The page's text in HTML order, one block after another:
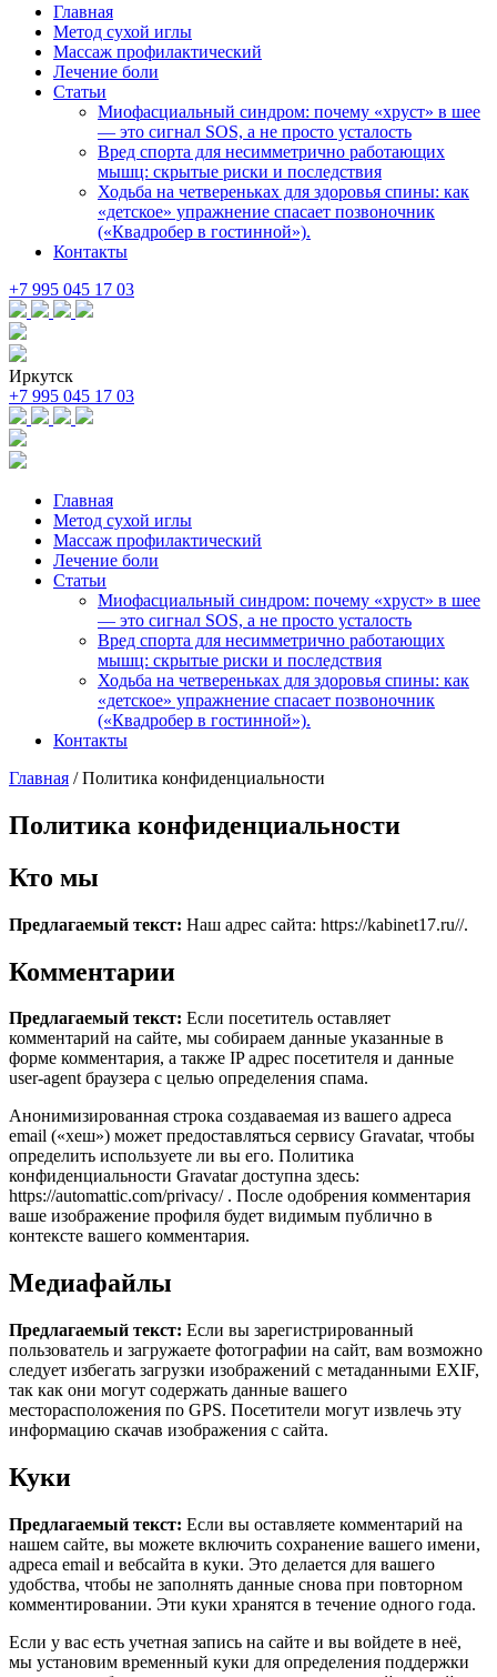
Главная
Метод сухой иглы
Массаж профилактический
Лечение боли
Статьи
Миофасциальный синдром: почему «хруст» в шее
— это сигнал SOS, а не просто усталость
Вред спорта для несимметрично работающих
мышц: скрытые риски и последствия
Ходьба на четвереньках для здоровья спины: как
«детское» упражнение спасает позвоночник
(«Квадробер в гостинной»).
Контакты
+7 995 045 17 03
Иркутск
+7 995 045 17 03
Главная
Метод сухой иглы
Массаж профилактический
Лечение боли
Статьи
Миофасциальный синдром: почему «хруст» в шее
— это сигнал SOS, а не просто усталость
Вред спорта для несимметрично работающих
мышц: скрытые риски и последствия
Ходьба на четвереньках для здоровья спины: как
«детское» упражнение спасает позвоночник
(«Квадробер в гостинной»).
Контакты
Главная / Политика конфиденциальности
Политика конфиденциальности
Кто мы
Предлагаемый текст: Наш адрес сайта: https://kabinet17.ru//.
Комментарии
Предлагаемый текст: Если посетитель оставляет
комментарий на сайте, мы собираем данные указанные в
форме комментария, а также IP адрес посетителя и данные
user-agent браузера с целью определения спама.
Анонимизированная строка создаваемая из вашего адреса
email («хеш») может предоставляться сервису Gravatar, чтобы
определить используете ли вы его. Политика
конфиденциальности Gravatar доступна здесь:
https://automattic.com/privacy/ . После одобрения комментария
ваше изображение профиля будет видимым публично в
контексте вашего комментария.
Медиафайлы
Предлагаемый текст: Если вы зарегистрированный
пользователь и загружаете фотографии на сайт, вам возможно
следует избегать загрузки изображений с метаданными EXIF,
так как они могут содержать данные вашего
месторасположения по GPS. Посетители могут извлечь эту
информацию скачав изображения с сайта.
Куки
Предлагаемый текст: Если вы оставляете комментарий на
нашем сайте, вы можете включить сохранение вашего имени,
адреса email и вебсайта в куки. Это делается для вашего
удобства, чтобы не заполнять данные снова при повторном
комментировании. Эти куки хранятся в течение одного года.
Если у вас есть учетная запись на сайте и вы войдете в неё,
мы установим временный куки для определения поддержки